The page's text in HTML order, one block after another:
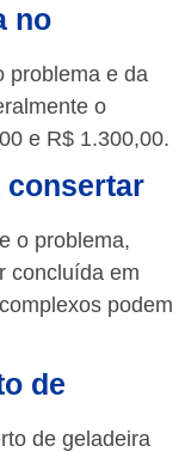
no
problema e da
o
e R$ 1.300,00.
consertar
o problema,
concluída em
podem
de
de geladeira